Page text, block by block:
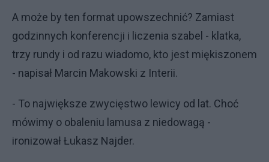
A może by ten format upowszechnić? Zamiast
godzinnych konferencji i liczenia szabel - klatka,
trzy rundy i od razu wiadomo, kto jest miękiszonem
- napisał Marcin Makowski z Interii.
- To największe zwycięstwo lewicy od lat. Choć
mówimy o obaleniu lamusa z niedowagą -
ironizował Łukasz Najder.